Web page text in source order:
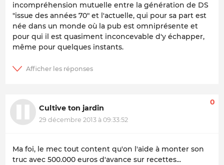
incompréhension mutuelle entre la génération de DS
"issue des années 70" et l'actuelle, qui pour sa part est
née dans un monde où la pub est omniprésente et
pour qui il est quasiment inconcevable d'y échapper,
même pour quelques instants.
Cultive ton jardin
29 décembre 2013 à 09:33:52
0
Ma foi, le mec tout content qu'on l'aide à monter son
truc avec 500.000 euros d'avance sur recettes...